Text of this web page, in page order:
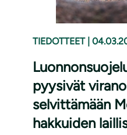
TIEDOTTEET
pyysivät
selvittämään
hakkuiden